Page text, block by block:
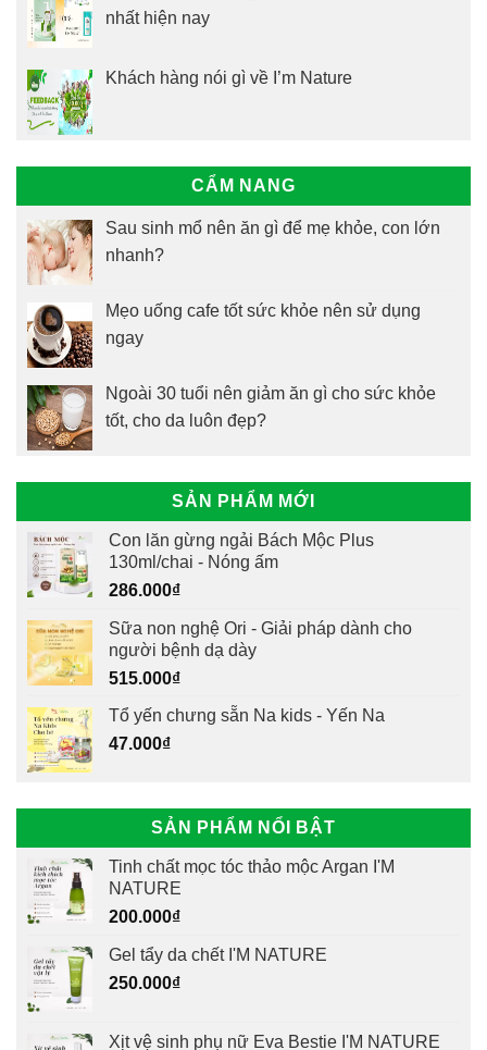
nhất hiện nay
Khách hàng nói gì về I’m Nature
CẨM NANG
Sau sinh mổ nên ăn gì để mẹ khỏe, con lớn
nhanh?
Mẹo uống cafe tốt sức khỏe nên sử dụng
ngay
Ngoài 30 tuổi nên giảm ăn gì cho sức khỏe
tốt, cho da luôn đẹp?
SẢN PHẨM MỚI
Con lăn gừng ngải Bách Mộc Plus
130ml/chai - Nóng ấm
286.000₫
Sữa non nghệ Ori - Giải pháp dành cho
người bệnh dạ dày
515.000₫
Tổ yến chưng sẵn Na kids - Yến Na
47.000₫
SẢN PHẨM NỔI BẬT
Tinh chất mọc tóc thảo mộc Argan I'M
NATURE
200.000₫
Gel tẩy da chết I'M NATURE
250.000₫
Xịt vệ sinh phụ nữ Eva Bestie I'M NATURE